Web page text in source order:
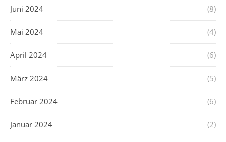
Juni 2024 (8)
Mai 2024 (4)
April 2024 (6)
März 2024 (5)
Februar 2024 (6)
Januar 2024 (2)